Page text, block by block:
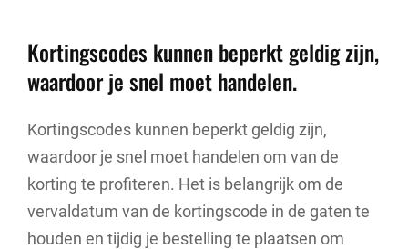
Kortingscodes kunnen beperkt geldig zijn,
waardoor je snel moet handelen.
Kortingscodes kunnen beperkt geldig zijn,
waardoor je snel moet handelen om van de
korting te profiteren. Het is belangrijk om de
vervaldatum van de kortingscode in de gaten te
houden en tijdig je bestelling te plaatsen om